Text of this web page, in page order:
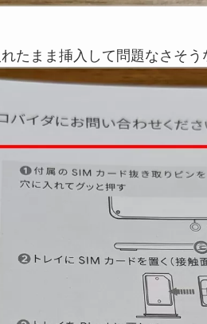
たまま挿入して問題なさそう